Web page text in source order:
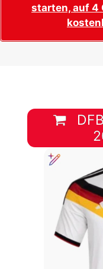
starten, auf 4